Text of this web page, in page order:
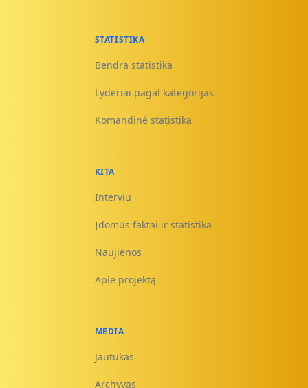
STATISTIKA
Bendra statistika
Lyderiai pagal kategorijas
Komandinė statistika
KITA
Interviu
Įdomūs faktai ir statistika
Naujienos
Apie projektą
MEDIA
Jautukas
Archyvas